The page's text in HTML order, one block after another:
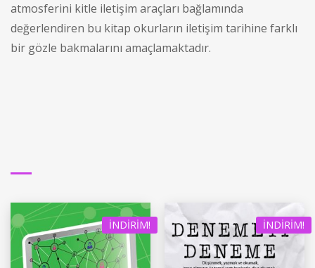
atmosferini kitle iletişim araçları bağlamında
değerlendiren bu kitap okurların iletişim tarihine farklı
bir gözle bakmalarını amaçlamaktadır.
İNDIRIM! İNDIRIM!